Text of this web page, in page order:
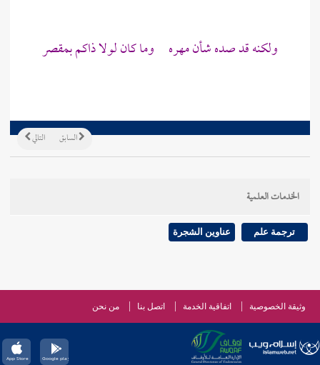
ولكنه قد صده شأن مهره وما كان لولا ذاكم بمقصر
التالي السابق
الخدمات العلمية
ترجمة علم عناوين الشجرة
وثيقة الخصوصية اتفاقية الخدمة اتصل بنا من نحن